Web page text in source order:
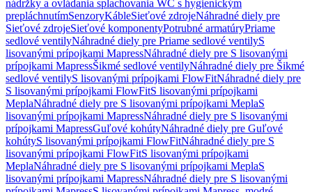
nádržky a ovládania splachovania WC s hygienickým
prepláchnutímSenzoryKábleSieťové zdrojeNáhradné diely pre
Sieťové zdrojeSieťové komponentyPotrubné armatúryPriame
sedlové ventilyNáhradné diely pre Priame sedlové ventilyS
lisovanými prípojkami MapressNáhradné diely pre S lisovanými
prípojkami MapressŠikmé sedlové ventilyNáhradné diely pre Šikmé
sedlové ventilyS lisovanými prípojkami FlowFitNáhradné diely pre
S lisovanými prípojkami FlowFitS lisovanými prípojkami
MeplaNáhradné diely pre S lisovanými prípojkami MeplaS
lisovanými prípojkami MapressNáhradné diely pre S lisovanými
prípojkami MapressGuľové kohútyNáhradné diely pre Guľové
kohútyS lisovanými prípojkami FlowFitNáhradné diely pre S
lisovanými prípojkami FlowFitS lisovanými prípojkami
MeplaNáhradné diely pre S lisovanými prípojkami MeplaS
lisovanými prípojkami MapressNáhradné diely pre S lisovanými